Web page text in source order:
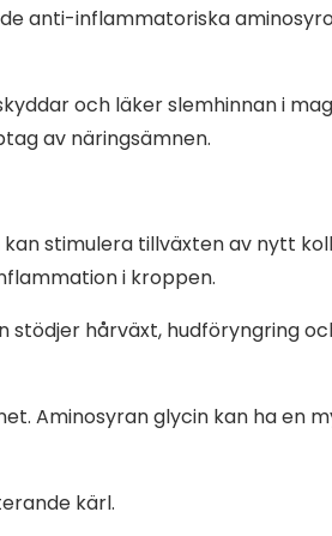
anti-inflammatoriska
och läker slemhinnan i
av näringsämnen.
stimulera tillväxten av nytt
i kroppen.
stödjer hårväxt, hudföryngring
Aminosyran glycin kan ha en
kärl.